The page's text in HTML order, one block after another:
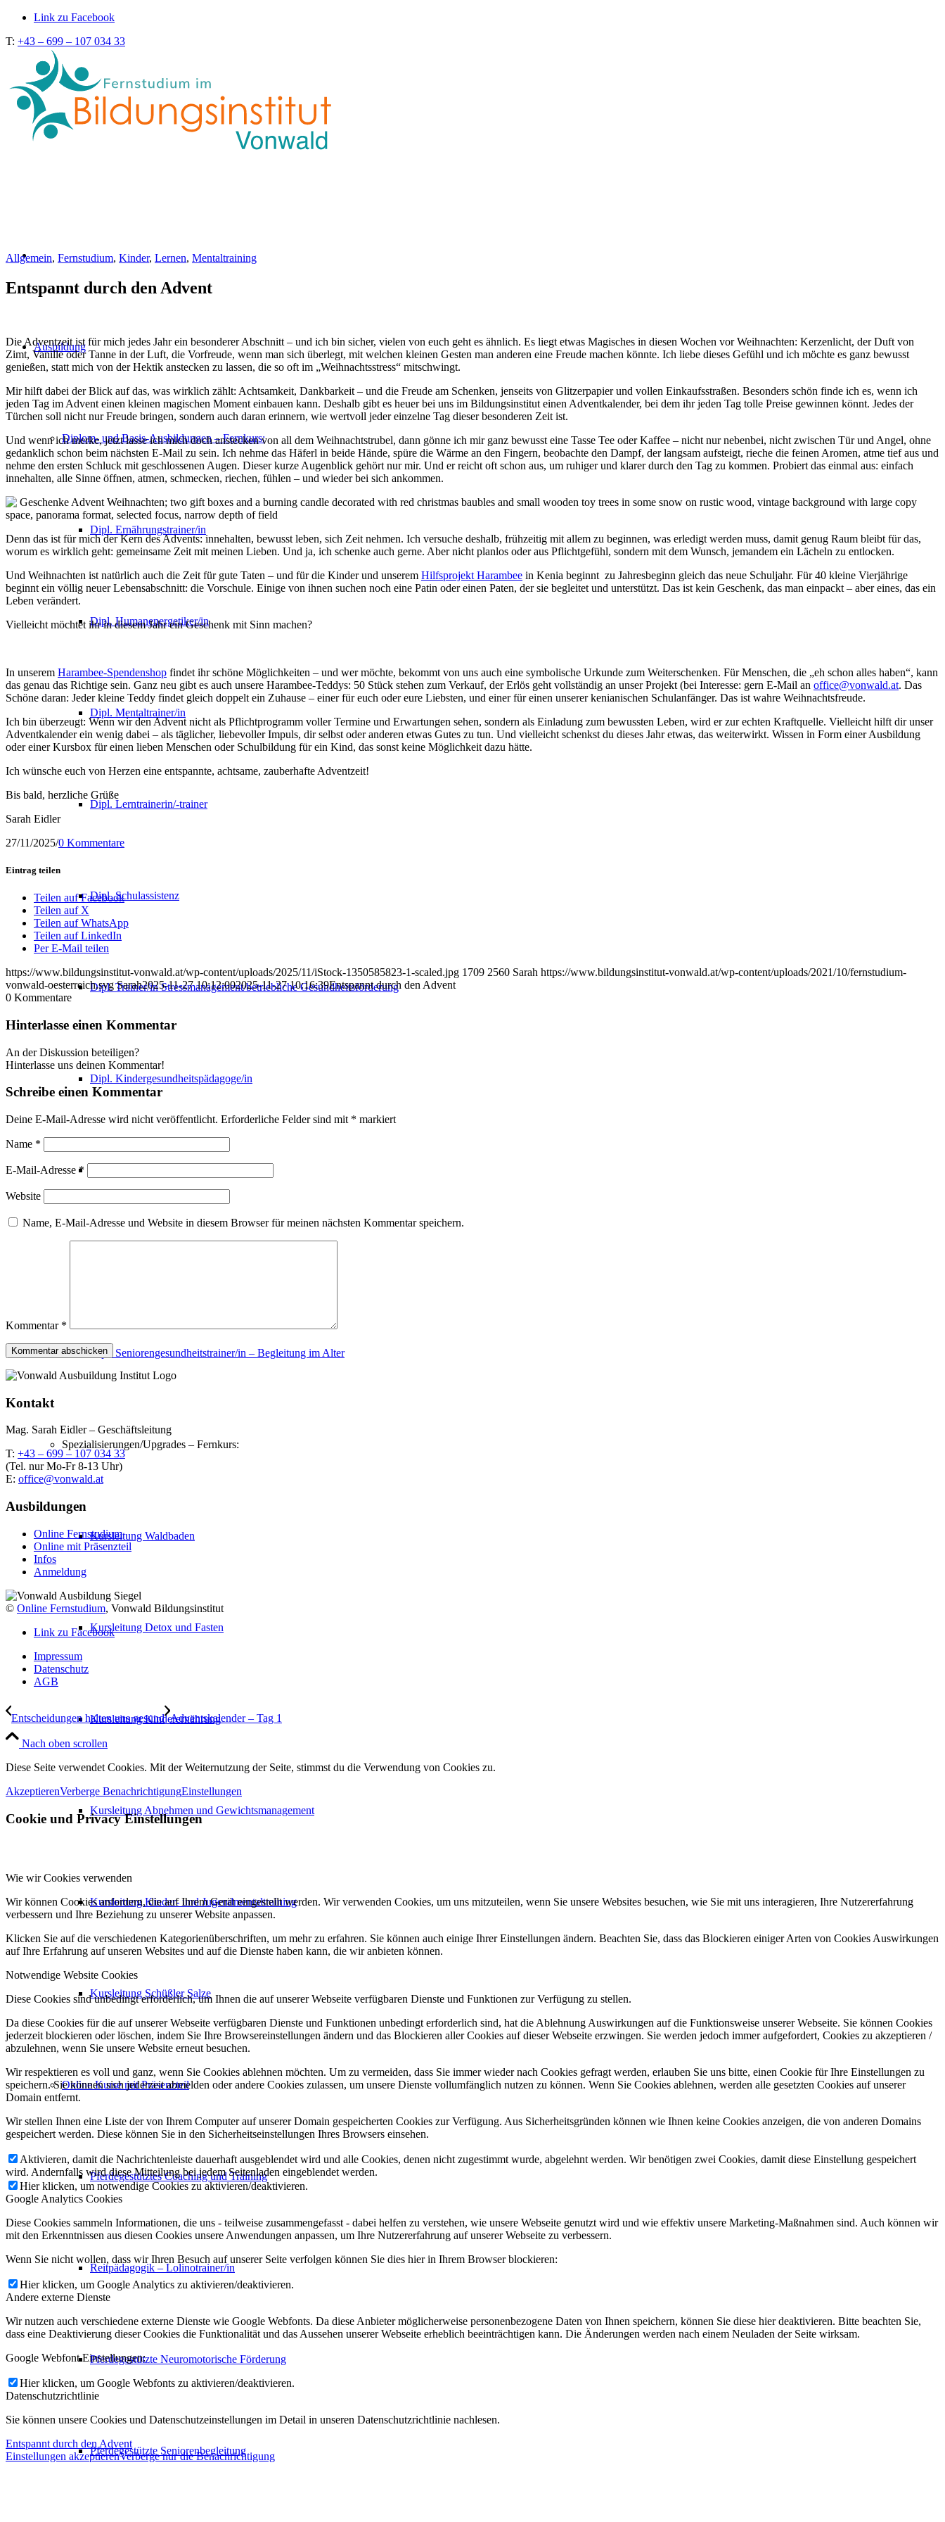
Link zu Facebook
T: +43 – 699 – 107 034 33
Ausbildung
Diplom- und Basis-Ausbildungen – Fernkurs:
Dipl. Ernährungstrainer/in
Dipl. Humanenergetiker/in
Dipl. Mentaltrainer/in
Dipl. Lerntrainerin/-trainer
Dipl. Schulassistenz
Dipl. Trainer/in Stressmanagement/betriebliche Gesundheitsförderung
Dipl. Kindergesundheitspädagoge/in
Dipl. Seniorengesundheitstrainer/in – Begleitung im Alter
Spezialisierungen/Upgrades – Fernkurs:
Kursleitung Waldbaden
Kursleitung Detox und Fasten
Kursleitung Kinderernährung
Kursleitung Abnehmen und Gewichtsmanagement
Kursleitung Kinder- und Jugendmentaltraining
Kursleitung Schüßler Salze
Online Kurse mit Präsenzteil
Pferdegestütztes Coaching und Training
Reitpädagogik – Lolinotrainer/in
Pferdegestützte Neuromotorische Förderung
Pferdegestützte Seniorenbegleitung
Allgemein, Fernstudium, Kinder, Lernen, Mentaltraining
Entspannt durch den Advent
Die Adventzeit ist für mich jedes Jahr ein besonderer Abschnitt – und ich bin sicher, vielen von euch geht es ähnlich. Es liegt etwas Magisches in diesen Wochen vor Weihnachten: Kerzenlicht, der Duft von
Zimt, Vanille oder Tanne in der Luft, die Vorfreude, wenn man sich überlegt, mit welchen kleinen Gesten man anderen eine Freude machen könnte. Ich liebe dieses Gefühl und ich möchte es ganz bewusst
genießen, statt mich von der Hektik anstecken zu lassen, die so oft im „Weihnachtsstress“ mitschwingt.
Mir hilft dabei der Blick auf das, was wirklich zählt: Achtsamkeit, Dankbarkeit – und die Freude am Schenken, jenseits von Glitzerpapier und vollen Einkaufsstraßen. Besonders schön finde ich es, wenn ich
jeden Tag im Advent einen kleinen magischen Moment einbauen kann. Deshalb gibt es heuer bei uns im Bildungsinstitut einen Adventkalender, bei dem ihr jeden Tag tolle Preise gewinnen könnt. Jedes der
Türchen soll nicht nur Freude bringen, sondern auch daran erinnern, wie wertvoll jeder einzelne Tag dieser besonderen Zeit ist.
Und wenn ich merke, jetzt lasse ich mich doch anstecken von all dem Weihnachtstrubel, dann gönne ich mir ganz bewusst eine Tasse Tee oder Kaffee – nicht nur nebenbei, nicht zwischen Tür und Angel, ohne
gedanklich schon beim nächsten E-Mail zu sein. Ich nehme das Häferl in beide Hände, spüre die Wärme an den Fingern, beobachte den Dampf, der langsam aufsteigt, rieche die feinen Aromen, atme tief aus und
nehme den ersten Schluck mit geschlossenen Augen. Dieser kurze Augenblick gehört nur mir. Und er reicht oft schon aus, um ruhiger und klarer durch den Tag zu kommen. Probiert das einmal aus: einfach
innehalten, alle Sinne öffnen, atmen, schmecken, riechen, fühlen – und wieder bei sich ankommen.
Denn das ist für mich der Kern des Advents: innehalten, bewusst leben, sich Zeit nehmen. Ich versuche deshalb, frühzeitig mit allem zu beginnen, was erledigt werden muss, damit genug Raum bleibt für das,
worum es wirklich geht: gemeinsame Zeit mit meinen Lieben. Und ja, ich schenke auch gerne. Aber nicht planlos oder aus Pflichtgefühl, sondern mit dem Wunsch, jemandem ein Lächeln zu entlocken.
Und Weihnachten ist natürlich auch die Zeit für gute Taten – und für die Kinder und unserem Hilfsprojekt Harambee in Kenia beginnt zu Jahresbeginn gleich das neue Schuljahr. Für 40 kleine Vierjährige
beginnt ein völlig neuer Lebensabschnitt: die Vorschule. Einige von ihnen suchen noch eine Patin oder einen Paten, der sie begleitet und unterstützt. Das ist kein Geschenk, das man einpackt – aber eines, das ein
Leben verändert.
Vielleicht möchtet ihr in diesem Jahr ein Geschenk mit Sinn machen?
In unserem Harambee-Spendenshop findet ihr schöne Möglichkeiten – und wer möchte, bekommt von uns auch eine symbolische Urkunde zum Weiterschenken. Für Menschen, die „eh schon alles haben“, kann
das genau das Richtige sein. Ganz neu gibt es auch unsere Harambee-Teddys: 50 Stück stehen zum Verkauf, der Erlös geht vollständig an unser Projekt (bei Interesse: gern E-Mail an office@vonwald.at. Das
Schöne daran: Jeder kleine Teddy findet gleich doppelt ein Zuhause – einer für euch oder eure Liebsten, und einer für einen unserer kenianischen Schulanfänger. Das ist wahre Weihnachtsfreude.
Ich bin überzeugt: Wenn wir den Advent nicht als Pflichtprogramm voller Termine und Erwartungen sehen, sondern als Einladung zum bewussten Leben, wird er zur echten Kraftquelle. Vielleicht hilft dir unser
Adventkalender ein wenig dabei – als täglicher, liebevoller Impuls, dir selbst oder anderen etwas Gutes zu tun. Und vielleicht schenkst du dieses Jahr etwas, das weiterwirkt. Wissen in Form einer Ausbildung
oder einer Kursbox für einen lieben Menschen oder Schulbildung für ein Kind, das sonst keine Möglichkeit dazu hätte.
Ich wünsche euch von Herzen eine entspannte, achtsame, zauberhafte Adventzeit!
Bis bald, herzliche Grüße
Sarah Eidler
27/11/2025/0 Kommentare
Eintrag teilen
Teilen auf Facebook
Teilen auf X
Teilen auf WhatsApp
Teilen auf LinkedIn
Per E-Mail teilen
https://www.bildungsinstitut-vonwald.at/wp-content/uploads/2025/11/iStock-1350585823-1-scaled.jpg 1709 2560 Sarah https://www.bildungsinstitut-vonwald.at/wp-content/uploads/2021/10/fernstudium-
vonwald-oesterreich.svg Sarah2025-11-27 10:12:002025-11-27 10:16:39Entspannt durch den Advent
0 Kommentare
Hinterlasse einen Kommentar
An der Diskussion beteiligen?
Hinterlasse uns deinen Kommentar!
Schreibe einen Kommentar
Deine E-Mail-Adresse wird nicht veröffentlicht. Erforderliche Felder sind mit * markiert
Name *
E-Mail-Adresse *
Website
Name, E-Mail-Adresse und Website in diesem Browser für meinen nächsten Kommentar speichern.
Kommentar *
Kontakt
Mag. Sarah Eidler – Geschäftsleitung
T: +43 – 699 – 107 034 33
(Tel. nur Mo-Fr 8-13 Uhr)
E: office@vonwald.at
Ausbildungen
Online Fernstudium
Online mit Präsenzteil
Infos
Anmeldung
© Online Fernstudium, Vonwald Bildungsinstitut
Link zu Facebook
Impressum
Datenschutz
AGB
Entscheidungen halten uns gesund Adventskalender – Tag 1
Nach oben scrollen
Diese Seite verwendet Cookies. Mit der Weiternutzung der Seite, stimmst du die Verwendung von Cookies zu.
AkzeptierenVerberge BenachrichtigungEinstellungen
Cookie und Privacy Einstellungen
Wie wir Cookies verwenden
Wir können Cookies anfordern, die auf Ihrem Gerät eingestellt werden. Wir verwenden Cookies, um uns mitzuteilen, wenn Sie unsere Websites besuchen, wie Sie mit uns interagieren, Ihre Nutzererfahrung
verbessern und Ihre Beziehung zu unserer Website anpassen.
Klicken Sie auf die verschiedenen Kategorienüberschriften, um mehr zu erfahren. Sie können auch einige Ihrer Einstellungen ändern. Beachten Sie, dass das Blockieren einiger Arten von Cookies Auswirkungen
auf Ihre Erfahrung auf unseren Websites und auf die Dienste haben kann, die wir anbieten können.
Notwendige Website Cookies
Diese Cookies sind unbedingt erforderlich, um Ihnen die auf unserer Webseite verfügbaren Dienste und Funktionen zur Verfügung zu stellen.
Da diese Cookies für die auf unserer Webseite verfügbaren Dienste und Funktionen unbedingt erforderlich sind, hat die Ablehnung Auswirkungen auf die Funktionsweise unserer Webseite. Sie können Cookies
jederzeit blockieren oder löschen, indem Sie Ihre Browsereinstellungen ändern und das Blockieren aller Cookies auf dieser Webseite erzwingen. Sie werden jedoch immer aufgefordert, Cookies zu akzeptieren /
abzulehnen, wenn Sie unsere Website erneut besuchen.
Wir respektieren es voll und ganz, wenn Sie Cookies ablehnen möchten. Um zu vermeiden, dass Sie immer wieder nach Cookies gefragt werden, erlauben Sie uns bitte, einen Cookie für Ihre Einstellungen zu
speichern. Sie können sich jederzeit abmelden oder andere Cookies zulassen, um unsere Dienste vollumfänglich nutzen zu können. Wenn Sie Cookies ablehnen, werden alle gesetzten Cookies auf unserer
Domain entfernt.
Wir stellen Ihnen eine Liste der von Ihrem Computer auf unserer Domain gespeicherten Cookies zur Verfügung. Aus Sicherheitsgründen können wie Ihnen keine Cookies anzeigen, die von anderen Domains
gespeichert werden. Diese können Sie in den Sicherheitseinstellungen Ihres Browsers einsehen.
Aktivieren, damit die Nachrichtenleiste dauerhaft ausgeblendet wird und alle Cookies, denen nicht zugestimmt wurde, abgelehnt werden. Wir benötigen zwei Cookies, damit diese Einstellung gespeichert
wird. Andernfalls wird diese Mitteilung bei jedem Seitenladen eingeblendet werden.
Hier klicken, um notwendige Cookies zu aktivieren/deaktivieren.
Google Analytics Cookies
Diese Cookies sammeln Informationen, die uns - teilweise zusammengefasst - dabei helfen zu verstehen, wie unsere Webseite genutzt wird und wie effektiv unsere Marketing-Maßnahmen sind. Auch können wir
mit den Erkenntnissen aus diesen Cookies unsere Anwendungen anpassen, um Ihre Nutzererfahrung auf unserer Webseite zu verbessern.
Wenn Sie nicht wollen, dass wir Ihren Besuch auf unserer Seite verfolgen können Sie dies hier in Ihrem Browser blockieren:
Hier klicken, um Google Analytics zu aktivieren/deaktivieren.
Andere externe Dienste
Wir nutzen auch verschiedene externe Dienste wie Google Webfonts. Da diese Anbieter möglicherweise personenbezogene Daten von Ihnen speichern, können Sie diese hier deaktivieren. Bitte beachten Sie,
dass eine Deaktivierung dieser Cookies die Funktionalität und das Aussehen unserer Webseite erheblich beeinträchtigen kann. Die Änderungen werden nach einem Neuladen der Seite wirksam.
Google Webfont Einstellungen:
Hier klicken, um Google Webfonts zu aktivieren/deaktivieren.
Datenschutzrichtlinie
Sie können unsere Cookies und Datenschutzeinstellungen im Detail in unseren Datenschutzrichtlinie nachlesen.
Entspannt durch den Advent
Einstellungen akzeptierenVerberge nur die Benachrichtigung